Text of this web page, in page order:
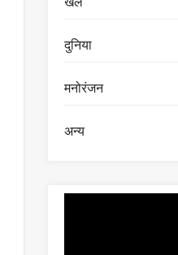
दुनिया
मनोरंजन
अन्य